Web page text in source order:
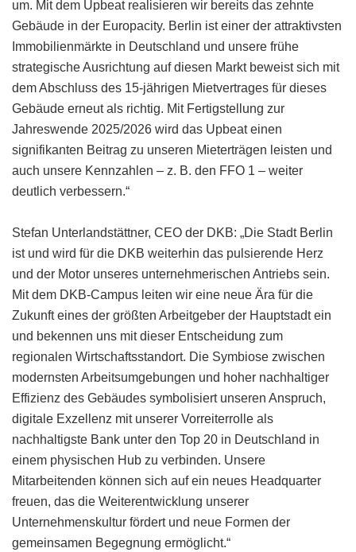
um. Mit dem Upbeat realisieren wir bereits das zehnte
Gebäude in der Europacity. Berlin ist einer der attraktivsten
Immobilienmärkte in Deutschland und unsere frühe
strategische Ausrichtung auf diesen Markt beweist sich mit
dem Abschluss des 15-jährigen Mietvertrages für dieses
Gebäude erneut als richtig. Mit Fertigstellung zur
Jahreswende 2025/2026 wird das Upbeat einen
signifikanten Beitrag zu unseren Mieterträgen leisten und
auch unsere Kennzahlen – z. B. den FFO 1 – weiter
deutlich verbessern.“
Stefan Unterlandstättner, CEO der DKB: „Die Stadt Berlin
ist und wird für die DKB weiterhin das pulsierende Herz
und der Motor unseres unternehmerischen Antriebs sein.
Mit dem DKB-Campus leiten wir eine neue Ära für die
Zukunft eines der größten Arbeitgeber der Hauptstadt ein
und bekennen uns mit dieser Entscheidung zum
regionalen Wirtschaftsstandort. Die Symbiose zwischen
modernsten Arbeitsumgebungen und hoher nachhaltiger
Effizienz des Gebäudes symbolisiert unseren Anspruch,
digitale Exzellenz mit unserer Vorreiterrolle als
nachhaltigste Bank unter den Top 20 in Deutschland in
einem physischen Hub zu verbinden. Unsere
Mitarbeitenden können sich auf ein neues Headquarter
freuen, das die Weiterentwicklung unserer
Unternehmenskultur fördert und neue Formen der
gemeinsamen Begegnung ermöglicht.“